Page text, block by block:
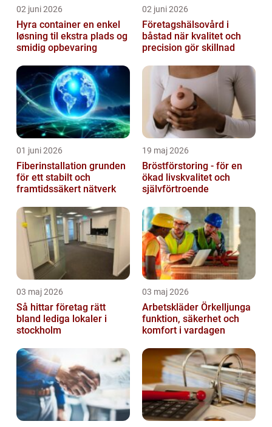
02 juni 2026
Hyra container en enkel
løsning til ekstra plads og
smidig opbevaring
02 juni 2026
Företagshälsovård i
båstad när kvalitet och
precision gör skillnad
01 juni 2026
Fiberinstallation grunden
för ett stabilt och
framtidssäkert nätverk
19 maj 2026
Bröstförstoring - för en
ökad livskvalitet och
självförtroende
03 maj 2026
Så hittar företag rätt
bland lediga lokaler i
stockholm
03 maj 2026
Arbetskläder Örkelljunga
funktion, säkerhet och
komfort i vardagen